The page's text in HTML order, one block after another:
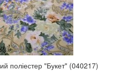
поліестер "Букет" (040217)